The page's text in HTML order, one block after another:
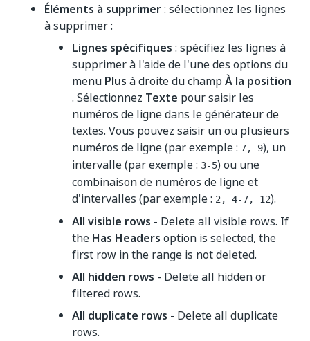
Éléments à supprimer: sélectionnez les lignes
à supprimer :
Lignes spécifiques : spécifiez les lignes à
supprimer à l'aide de l'une des options du
menu Plus à droite du champÀ la position
. Sélectionnez Texte pour saisir les
numéros de ligne dans le générateur de
textes. Vous pouvez saisir un ou plusieurs
numéros de ligne (par exemple : 7, 9), un
intervalle (par exemple : 3-5) ou une
combinaison de numéros de ligne et
d'intervalles (par exemple : 2, 4-7, 12).
All visible rows - Delete all visible rows. If
the Has Headers option is selected, the
first row in the range is not deleted.
All hidden rows - Delete all hidden or
filtered rows.
All duplicate rows - Delete all duplicate
rows.